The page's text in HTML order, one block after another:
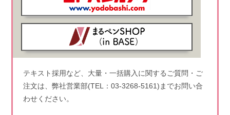
テキスト採用など、大量・一括購入に関するご質問・ご
注文は、弊社営業部(TEL：03-3268-5161)までお問い合
わせください。